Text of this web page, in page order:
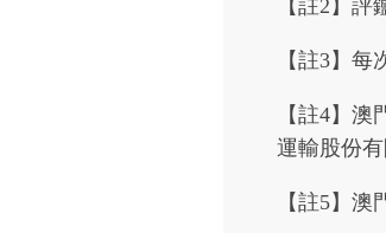
【註2】
【註3】
【註4】
運輸股份
【註5】